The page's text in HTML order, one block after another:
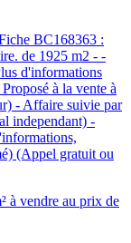
BC168363 :
de 1925 m2 - -
d'informations
à la vente à
- Affaire suivie par
independant) -
(Appel gratuit ou